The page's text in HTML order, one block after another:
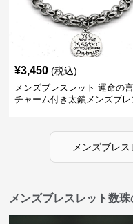
¥3,450 (税込)
メンズブレスレット 運命の
チャーム付き太鎖メンズブレ
メンズブレス
メンズブレスレット数